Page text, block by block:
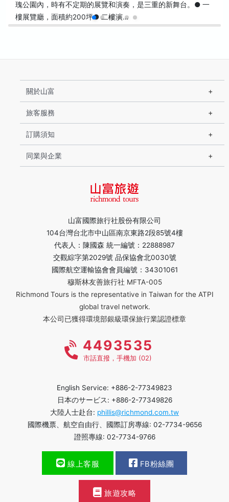
瑰公園內，時有不定期的展覽和演奏，是三重的新舞台。● 一
樓展覽廳，面積約200坪● 二樓演…
山富國際旅行社股份有限公司
104台灣台北市中山區南京東路2段85號4樓
代表人：陳國森 統一編號：22888987
交觀綜字第2029號 品保協會北0030號
國際航空運輸協會會員編號：34301061
穆斯林友善旅行社 MFTA-005
Richmond Tours is the representative in Taiwan for the ATPI
global travel network.
本公司已獲得環境部銀級環保旅行業認證標章
關於山富
旅客服務
訂購須知
同業與企業
4493535
市話直撥，手機加 (02)
English Service: +886-2-77349823
日本のサービス: +886-2-77349826
大陸人士赴台: phillis@richmond.com.tw
國際機票、航空自由行、國際訂房專線: 02-7734-9656
證照專線: 02-7734-9766
線上客服 FB粉絲團
旅遊攻略